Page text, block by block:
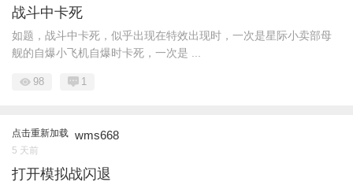
战斗中卡死
如题，战斗中卡死，似乎出现在特效出现时，一次是星际小卖部母
舰的自爆小飞机自爆时卡死，一次是 ...
98 1
点击重新加载 wms668
5 天前
打开模拟战闪退